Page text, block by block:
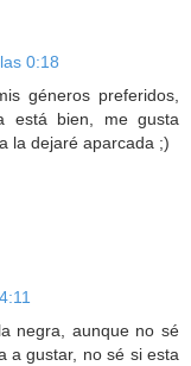
0:18
géneros preferidos,
está bien, me gusta
la dejaré aparcada ;)
negra, aunque no sé
a gustar, no sé si esta